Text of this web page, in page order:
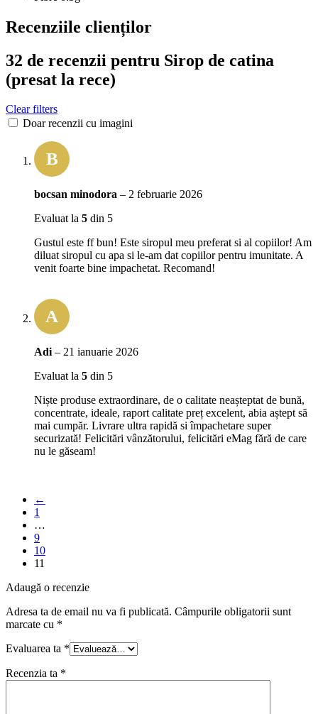
Recenziile clienților
32 de recenzii pentru Sirop de catina
(presat la rece)
Clear filters
Doar recenzii cu imagini
B
bocsan minodora – 2 februarie 2026
Evaluat la 5 din 5
Gustul este ff bun! Este siropul meu preferat si al copiilor! Am
diluat siropul cu apa si le-am dat copiilor pentru imunitate. A
venit foarte bine impachetat. Recomand!
A
Adi– 21 ianuarie 2026
Evaluat la 5 din 5
Niște produse extraordinare, de o calitate neașteptat de bună,
concentrate, ideale, raport calitate preț excelent, abia aștept să
mai cumpăr. Livrare ultra rapidă si împachetare super
securizată! Felicitări vânzătorului, felicitări eMag fără de care
nu le găseam!
←
1
…
9
10
11
Adaugă o recenzie
Adresa ta de email nu va fi publicată. Câmpurile obligatorii sunt
marcate cu *
Evaluarea ta *
Recenzia ta *